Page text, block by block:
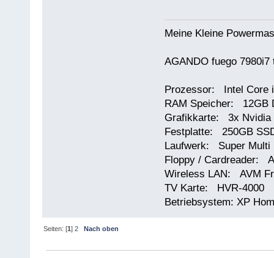
Meine Kleine
AGANDO fuego 7980i7
Prozessor: Intel Core
RAM Speicher: 12GB
Grafikkarte: 3x Nvidia
Festplatte: 250GB
Laufwerk: Super Multi
Floppy / Cardreader:
Wireless LAN: AVM
TV Karte: HVR-4000
Betriebsystem: XP
Seiten: [1]2 Nach oben